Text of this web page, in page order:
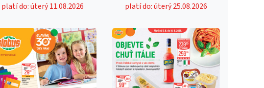
platí do: úterý 11.08.2026
platí do: úterý 25.08.2026